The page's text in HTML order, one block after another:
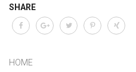
SHARE
HOME